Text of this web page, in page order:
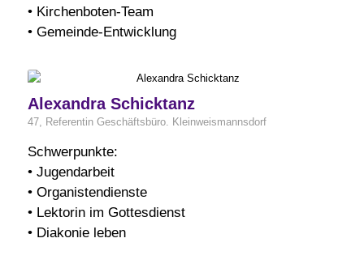
• Kirchenboten-Team
• Gemeinde-Entwicklung
Alexandra Schicktanz
47, Referentin Geschäftsbüro. Kleinweismannsdorf
Schwerpunkte:
• Jugendarbeit
• Organistendienste
• Lektorin im Gottesdienst
• Diakonie leben